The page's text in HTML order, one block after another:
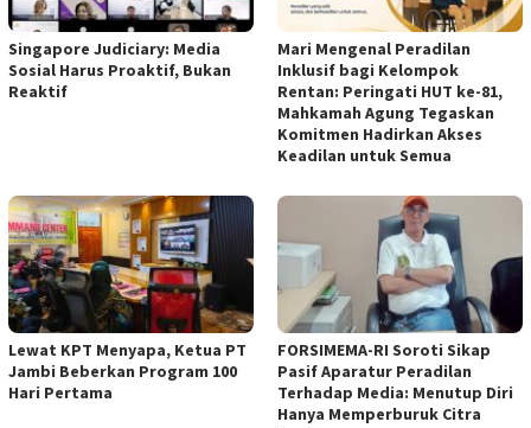
Singapore Judiciary: Media
Sosial Harus Proaktif, Bukan
Reaktif ‎
Mari Mengenal Peradilan
Inklusif bagi Kelompok
Rentan: Peringati HUT ke-81,
Mahkamah Agung Tegaskan
Komitmen Hadirkan Akses
Keadilan untuk Semua ‎
‎Lewat KPT Menyapa, Ketua PT
Jambi Beberkan Program 100
Hari Pertama ‎
FORSIMEMA-RI Soroti Sikap
Pasif Aparatur Peradilan
Terhadap Media: Menutup Diri
Hanya Memperburuk Citra